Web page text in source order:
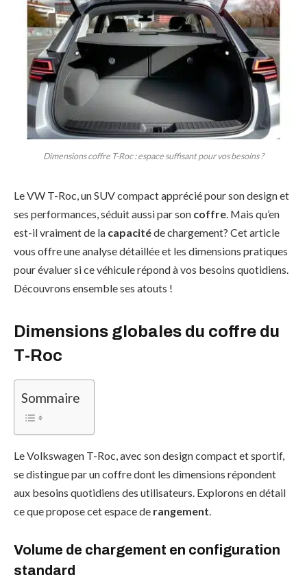
Dimensions coffre T-Roc : espace suffisant pour vos besoins ?
Le VW T-Roc, un SUV compact apprécié pour son design et
ses performances, séduit aussi par son coffre. Mais qu’en
est-il vraiment de la capacitéde chargement? Cet article
vous offre une analyse détaillée et les dimensions pratiques
pour évaluer si ce véhicule répond à vos besoins quotidiens.
Découvrons ensemble ses atouts !
Dimensions globales du coffre du
T-Roc
Sommaire
Le Volkswagen T-Roc, avec son design compact et sportif,
se distingue par un coffre dont les dimensions répondent
aux besoins quotidiens des utilisateurs. Explorons en détail
ce que propose cet espace de rangement.
Volume de chargement en configuration
standard